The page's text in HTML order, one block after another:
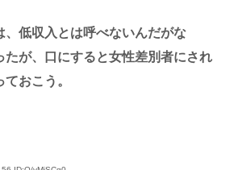
、低収入とは呼べないんだがな
が、口にすると女性差別者にされ
おこう。